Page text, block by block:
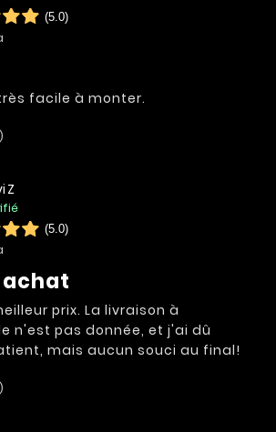
(5.0)
facile à monter.
Z
(5.0)
achat
prix. La livraison à
n'est pas donnée, et j'ai dû
mais aucun souci au final!